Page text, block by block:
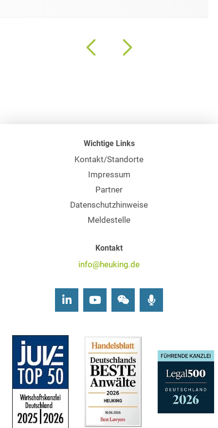
Wichtige Links
Kontakt/Standorte
Impressum
Partner
Datenschutzhinweise
Meldestelle
Kontakt
info@heuking.de
LinkedInYoutubeWechat